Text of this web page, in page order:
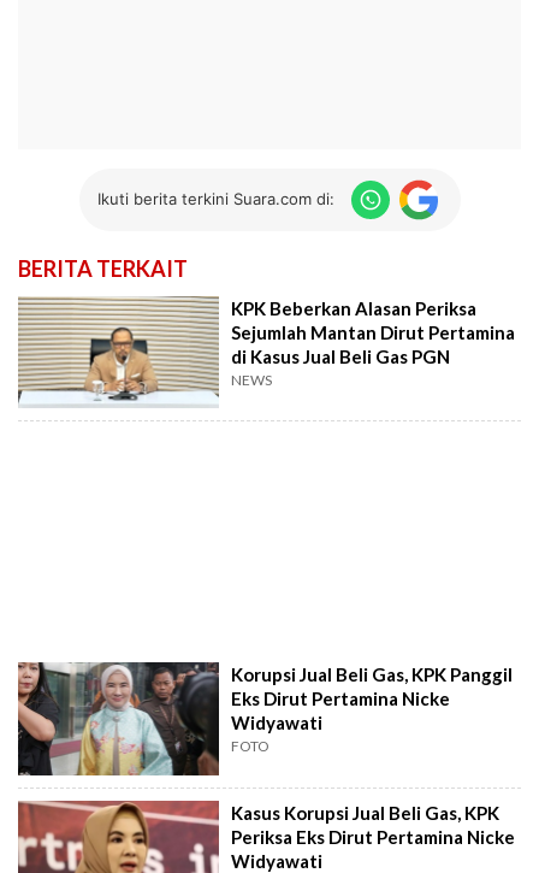
Ikuti berita terkini Suara.com di:
BERITA TERKAIT
KPK Beberkan Alasan Periksa
Sejumlah Mantan Dirut Pertamina
di Kasus Jual Beli Gas PGN
NEWS
Korupsi Jual Beli Gas, KPK Panggil
Eks Dirut Pertamina Nicke
Widyawati
FOTO
Kasus Korupsi Jual Beli Gas, KPK
Periksa Eks Dirut Pertamina Nicke
Widyawati